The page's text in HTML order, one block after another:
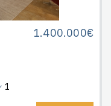
1.400.000€
1